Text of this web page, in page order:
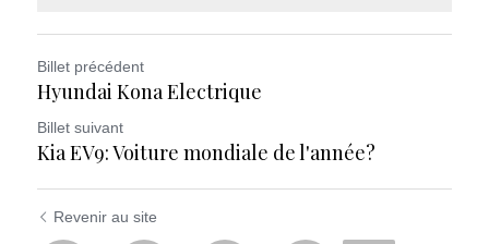
Billet précédent
Hyundai Kona Electrique
Billet suivant
Kia EV9: Voiture mondiale de l'année?
Revenir au site